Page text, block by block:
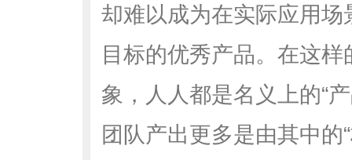
却难以成为在实际应用
目标的优秀产品。在这样
象，人人都是名义上的“
团队产出更多是由其中的